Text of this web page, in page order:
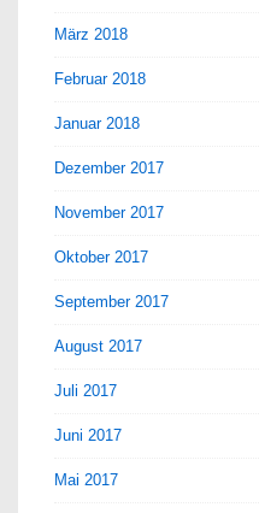
März 2018
Februar 2018
Januar 2018
Dezember 2017
November 2017
Oktober 2017
September 2017
August 2017
Juli 2017
Juni 2017
Mai 2017